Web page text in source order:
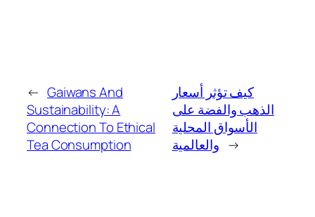
← Gaiwans And
Sustainability: A
Connection To Ethical
Tea Consumption
كيف تؤثر أسعار
الذهب والفضة على
الأسواق المحلية
والعالمية →